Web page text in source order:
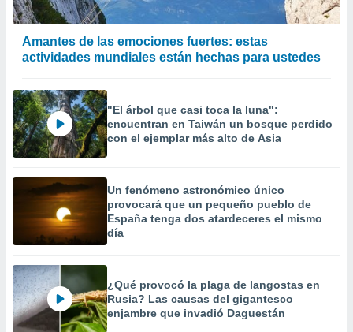
Amantes de las emociones fuertes: estas
actividades mundiales están hechas para ustedes
"El árbol que casi toca la luna":
encuentran en Taiwán un bosque perdido
con el ejemplar más alto de Asia
Un fenómeno astronómico único
provocará que un pequeño pueblo de
España tenga dos atardeceres el mismo
día
¿Qué provocó la plaga de langostas en
Rusia? Las causas del gigantesco
enjambre que invadió Daguestán